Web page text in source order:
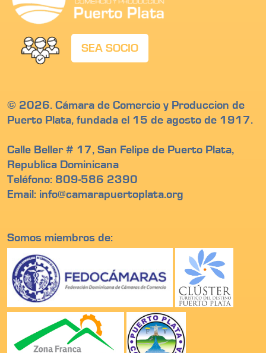
SEA SOCIO
© 2026. Cámara de Comercio y Produccion de
Puerto Plata, fundada el 15 de agosto de 1917.
Calle Beller # 17, San Felipe de Puerto Plata,
Republica Dominicana
Teléfono: 809-586 2390
Email: info@camarapuertoplata.org
Somos miembros de: